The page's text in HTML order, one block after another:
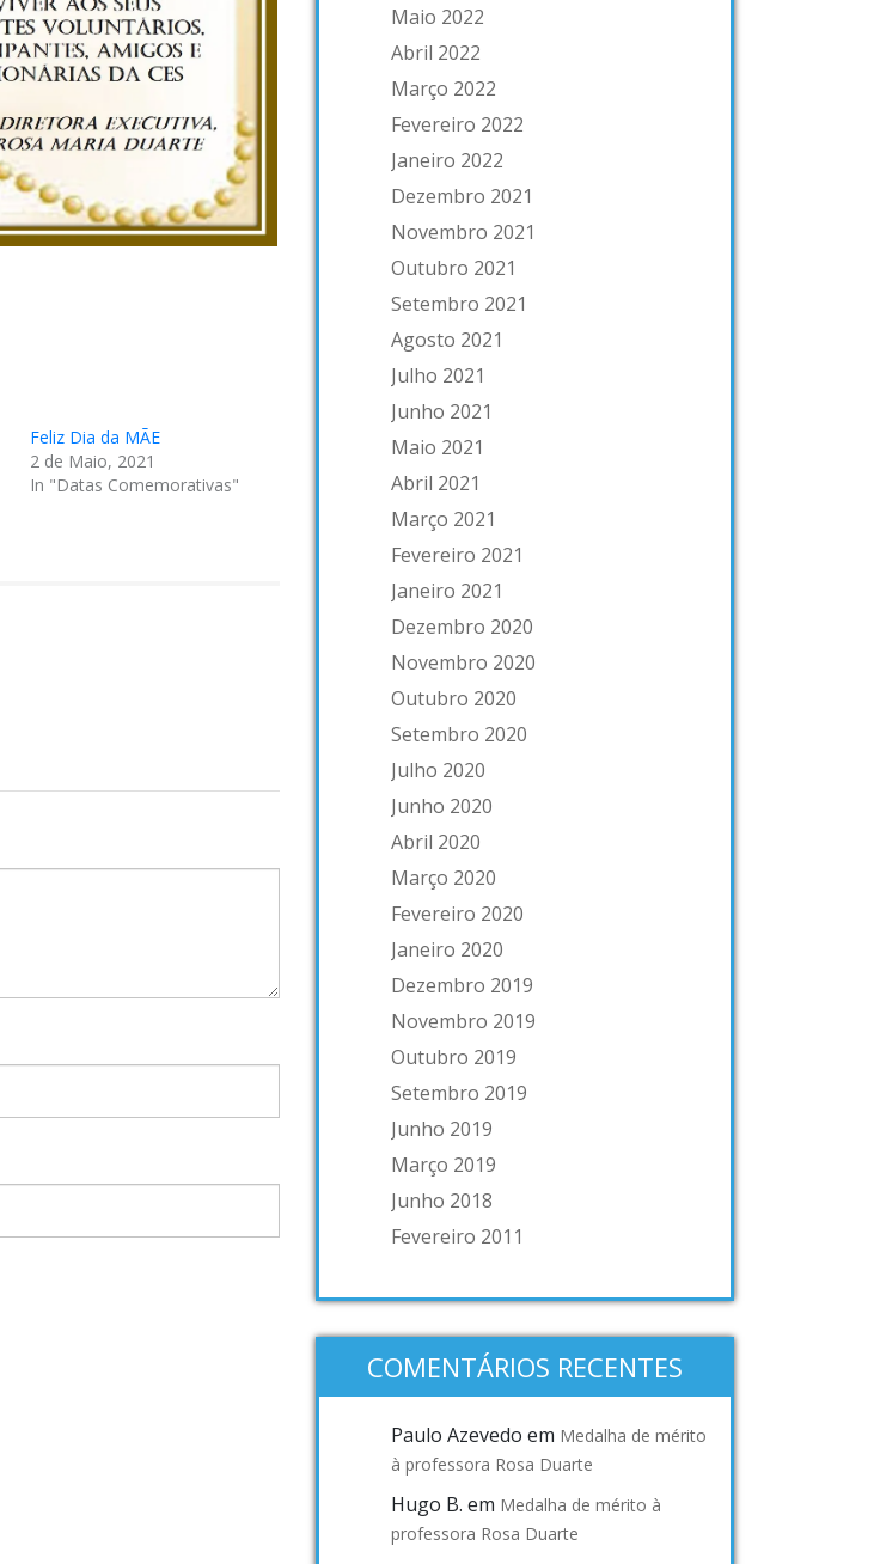
Feliz Dia da MÃE
2 de Maio, 2021
In "Datas Comemorativas"
Maio 2022
Abril 2022
Março 2022
Fevereiro 2022
Janeiro 2022
Dezembro 2021
Novembro 2021
Outubro 2021
Setembro 2021
Agosto 2021
Julho 2021
Junho 2021
Maio 2021
Abril 2021
Março 2021
Fevereiro 2021
Janeiro 2021
Dezembro 2020
Novembro 2020
Outubro 2020
Setembro 2020
Julho 2020
Junho 2020
Abril 2020
Março 2020
Fevereiro 2020
Janeiro 2020
Dezembro 2019
Novembro 2019
Outubro 2019
Setembro 2019
Junho 2019
Março 2019
Junho 2018
Fevereiro 2011
COMENTÁRIOS RECENTES
Paulo Azevedo em Medalha de mérito
à professora Rosa Duarte
Hugo B. em Medalha de mérito à
professora Rosa Duarte